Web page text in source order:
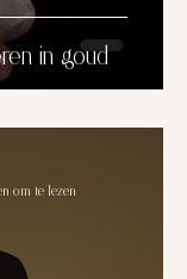
in goud
om te lezen